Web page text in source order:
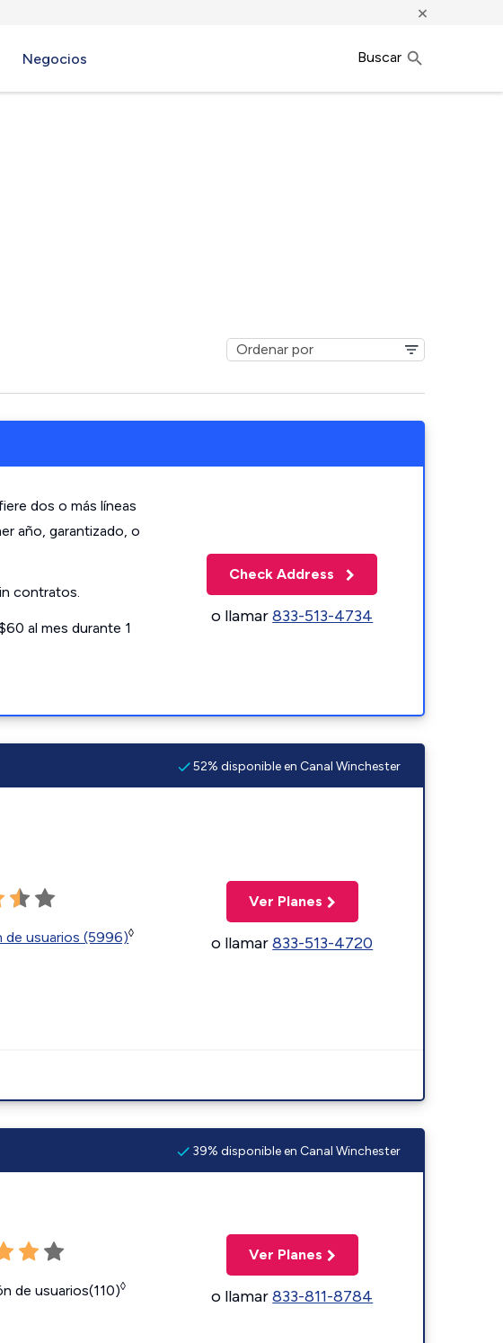
×
Negocios Buscar
dos o más líneas
año, garantizado, o
contratos.
al mes durante 1
Check Address
o llamar833-513-4734
52% disponible en Canal Winchester
de usuarios (5996)◊
Ver Planes
o llamar833-513-4720
39% disponible en Canal Winchester
de usuarios(110)◊
Ver Planes
o llamar833-811-8784